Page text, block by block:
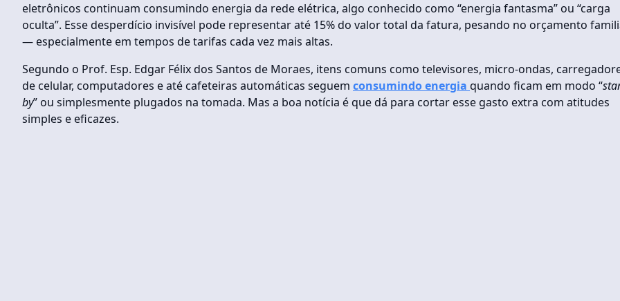
eletrônicos continuam consumindo energia da rede elétrica, algo conhecido como “energia fantasma” ou “carga
oculta”. Esse desperdício invisível pode representar até 15% do valor total da fatura, pesando no orçamento
— especialmente em tempos de tarifas cada vez mais altas.
Segundo o Prof. Esp. Edgar Félix dos Santos de Moraes, itens comuns como televisores, micro-ondas,
de celular, computadores e até cafeteiras automáticas seguem consumindo energia quando ficam em modo “
by” ou simplesmente plugados na tomada. Mas a boa notícia é que dá para cortar esse gasto extra com atitudes
simples e eficazes.